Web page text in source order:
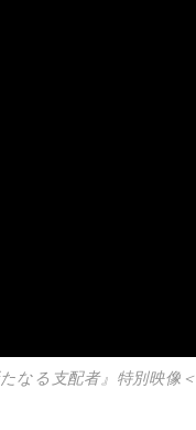
なる支配者』特別映像